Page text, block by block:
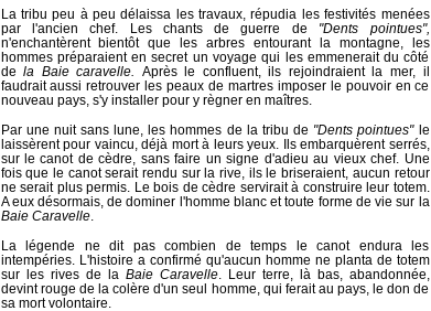
La tribu peu à peu délaissa les travaux, répudia les festivités menées
par l'ancien chef. Les chants de guerre de "Dents pointues",
n'enchantèrent bientôt que les arbres entourant la montagne, les
hommes préparaient en secret un voyage qui les emmenerait du côté
dela Baie caravelle.
Après le confluent, ils rejoindraient la mer, il
faudrait aussi retrouver les peaux de martres imposer le pouvoir en ce
nouveau pays, s'y installer pour y règner en maîtres.
Par une nuit sans lune, les hommes de la tribu de "Dents pointues"le
laissèrent pour vaincu, déjà mort à leurs yeux. Ils embarquèrent serrés,
sur le canot de cèdre, sans faire un signe d'adieu au vieux chef. Une
fois que le canot serait rendu sur la rive, ils le briseraient, aucun retour
ne serait plus permis. Le bois de cèdre servirait à construire leur totem.
A eux désormais, de dominer l'homme blanc et toute forme de vie sur la
Baie Caravelle.
La légende ne dit pas combien de temps le canot endura les
intempéries. L'histoire a confirmé qu'aucun homme ne planta de totem
sur les rives de la Baie Caravelle. Leur terre, là bas, abandonnée,
devint rouge de la colère d'un seul homme, qui ferait au pays, le don de
sa mort volontaire.